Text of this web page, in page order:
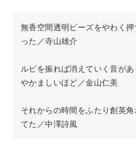
無香空間透明ビーズをやわく
った／寺山雄介
ルビを振れば消えていく音が
やかましいほど／金山仁美
それからの時間をふたり創英
てた／中澤詩風